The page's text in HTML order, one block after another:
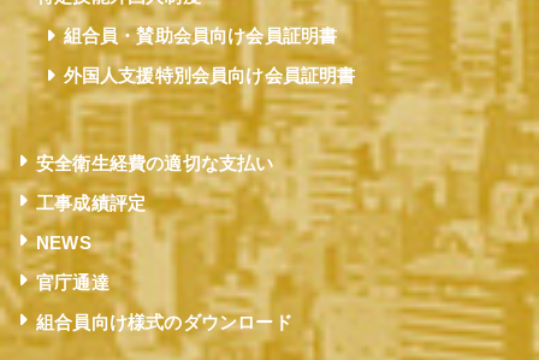
組合員・賛助会員向け会員証明書
外国人支援特別会員向け会員証明書
安全衛生経費の適切な支払い
工事成績評定
NEWS
官庁通達
組合員向け様式のダウンロード